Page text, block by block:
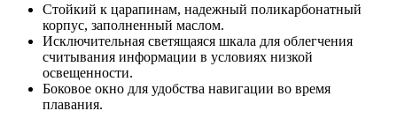
Стойкий к царапинам, надежный поликарбонатный
корпус, заполненный маслом.
Исключительная светящаяся шкала для облегчения
считывания информации в условиях низкой
освещенности.
Боковое окно для удобства навигации во время
плавания.